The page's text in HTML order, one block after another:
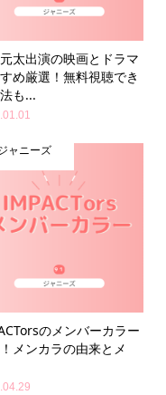
太出演の映画とドラマ
め厳選！無料視聴でき
も...
ャニーズ
のメンバーカラー
メンカラの由来とメ